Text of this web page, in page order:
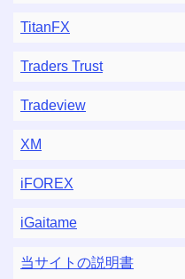
TitanFX
Traders Trust
Tradeview
XM
iFOREX
iGaitame
当サイトの説明書